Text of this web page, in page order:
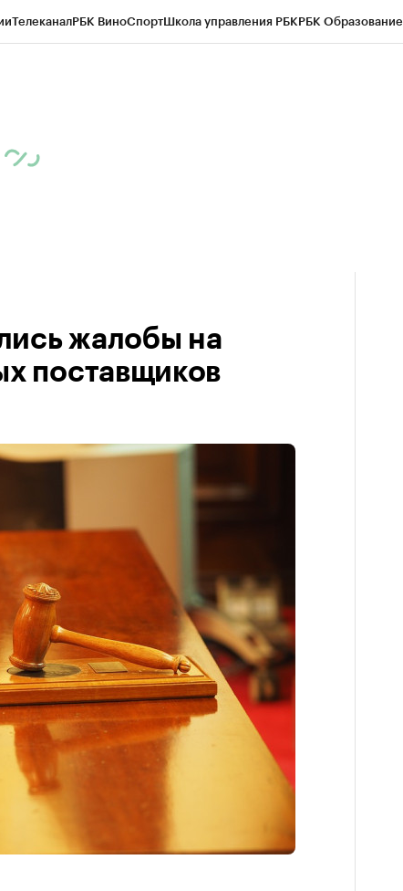
ТелеканалРБК ВиноСпортШкола управления РБКРБК Образование
жалобы на
поставщиков